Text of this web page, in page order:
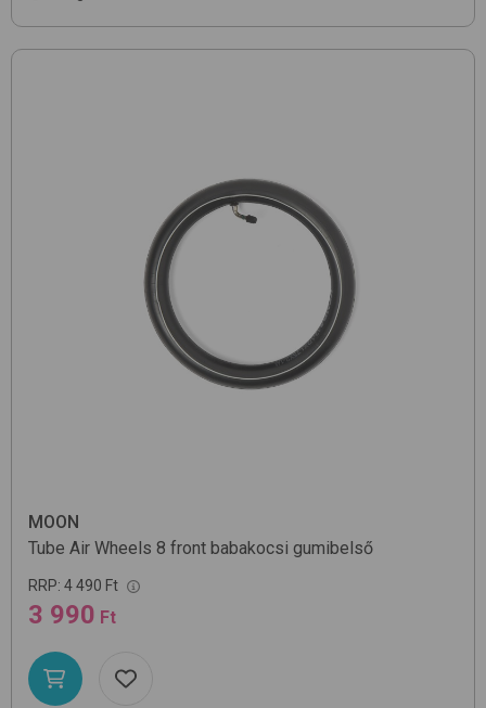
MOON
Tube Air Wheels 8 front babakocsi gumibelső
RRP: 4 490 Ft
3 990 Ft